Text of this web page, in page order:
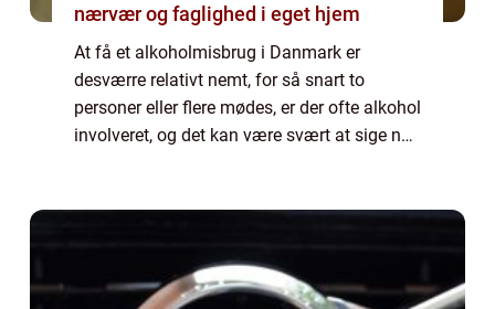
nærvær og faglighed i eget hjem
At få et alkoholmisbrug i Danmark er
desværre relativt nemt, for så snart to
personer eller flere mødes, er der ofte alkohol
involveret, og det kan være svært at sige nej